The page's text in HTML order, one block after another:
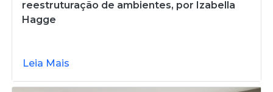
reestruturação de ambientes, por Izabella
Hagge
Leia Mais